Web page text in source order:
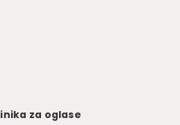
za oglase